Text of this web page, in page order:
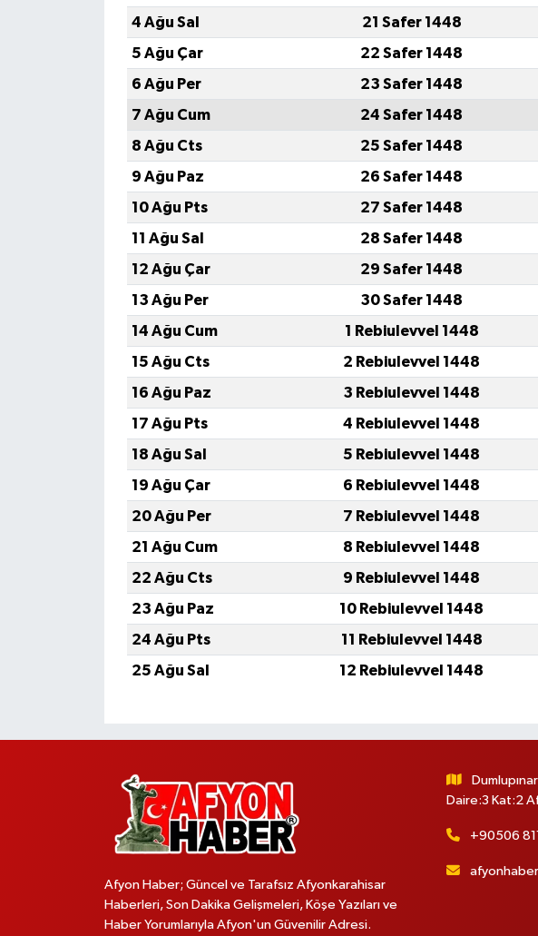
4 Ağu Sal
21 Safer 1448
5 Ağu Çar
22 Safer 1448
6 Ağu Per
23 Safer 1448
7 Ağu Cum
24 Safer 1448
8 Ağu Cts
25 Safer 1448
9 Ağu Paz
26 Safer 1448
10 Ağu Pts
27 Safer 1448
11 Ağu Sal
28 Safer 1448
12 Ağu Çar
29 Safer 1448
13 Ağu Per
30 Safer 1448
14 Ağu Cum
1 Rebiulevvel 1448
15 Ağu Cts
2 Rebiulevvel 1448
16 Ağu Paz
3 Rebiulevvel 1448
17 Ağu Pts
4 Rebiulevvel 1448
18 Ağu Sal
5 Rebiulevvel 1448
19 Ağu Çar
6 Rebiulevvel 1448
20 Ağu Per
7 Rebiulevvel 1448
21 Ağu Cum
8 Rebiulevvel 1448
22 Ağu Cts
9 Rebiulevvel 1448
23 Ağu Paz
10 Rebiulevvel 1448
24 Ağu Pts
11 Rebiulevvel 1448
25 Ağu Sal
12 Rebiulevvel 1448
Afyon Haber; Güncel ve Tarafsız Afyonkarahisar
Haberleri, Son Dakika Gelişmeleri, Köşe Yazıları ve
Haber Yorumlarıyla Afyon'un Güvenilir Adresi.
Daire:3 Kat:2
+90506